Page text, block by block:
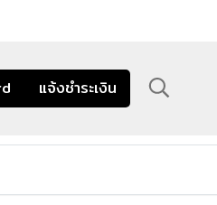
แจ้งชำระเงิน